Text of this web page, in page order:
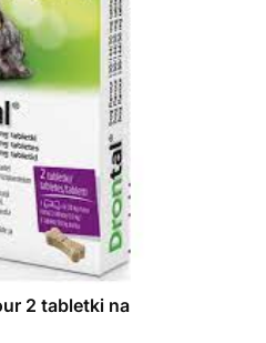
2 tabletki na